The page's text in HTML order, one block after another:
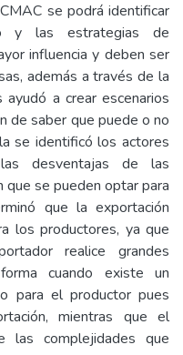
se podrá identificar
y las estrategias de
influencia y deben ser
además a través de la
a crear escenarios
de saber que puede o no
se identificó los actores
desventajas de las
que se pueden optar para
que la exportación
los productores, ya que
realice grandes
cuando existe un
para el productor pues
mientras que el
las complejidades que